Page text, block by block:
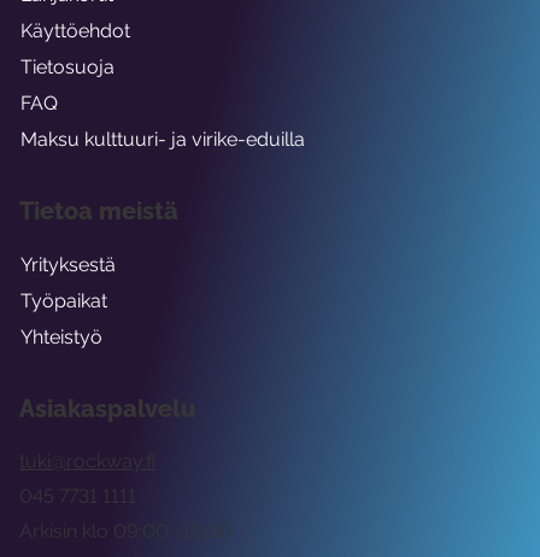
Asiakaspalvelu
tuki@rockway.fi
Arkisin klo 09:00 -15:00
045 7731 1111
Käyttöehdot
Tietosuoja
FAQ
Maksu kulttuuri- ja virike-eduilla
Tietoa meistä
Yrityksestä
Työpaikat
Yhteistyö